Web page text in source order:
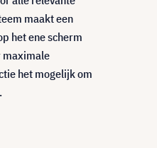
maakt een
het ene scherm
maximale
het mogelijk om